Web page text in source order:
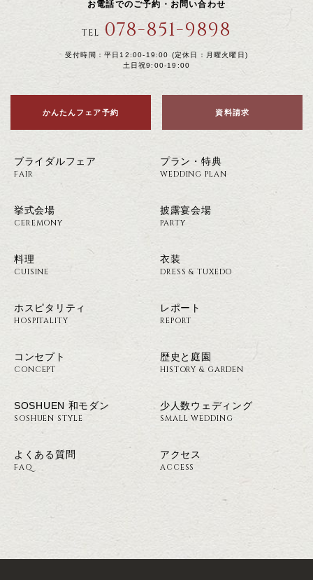
お電話でのご予約・お問い合わせ
TEL 078-851-9898
受付時間：平日12:00-19:00 (定休日：月曜火曜日)
土日祝9:00-19:00
かんたんフェア予約 資料請求
ブライダルフェア
FAIR
プラン・特典
WEDDING PLAN
挙式会場
CEREMONY
披露宴会場
PARTY
料理
CUISINE
衣装
DRESS & TUXEDO
ホスピタリティ
HOSPITALITY
レポート
REPORT
コンセプト
CONCEPT
歴史と庭園
HISTORY & GARDEN
SOSHUEN 和モダン
SOSHUEN STYLE
少人数ウェディング
SMALL WEDDING
よくある質問
FAQ
アクセス
ACCESS